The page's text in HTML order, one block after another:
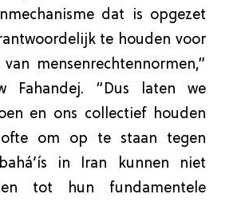
dat is opgezet
te houden voor
mensenrechtennormen,”
Fahandej. “Dus laten we
en ons collectief houden
om op te staan tegen
in Iran kunnen niet
tot hun fundamentele